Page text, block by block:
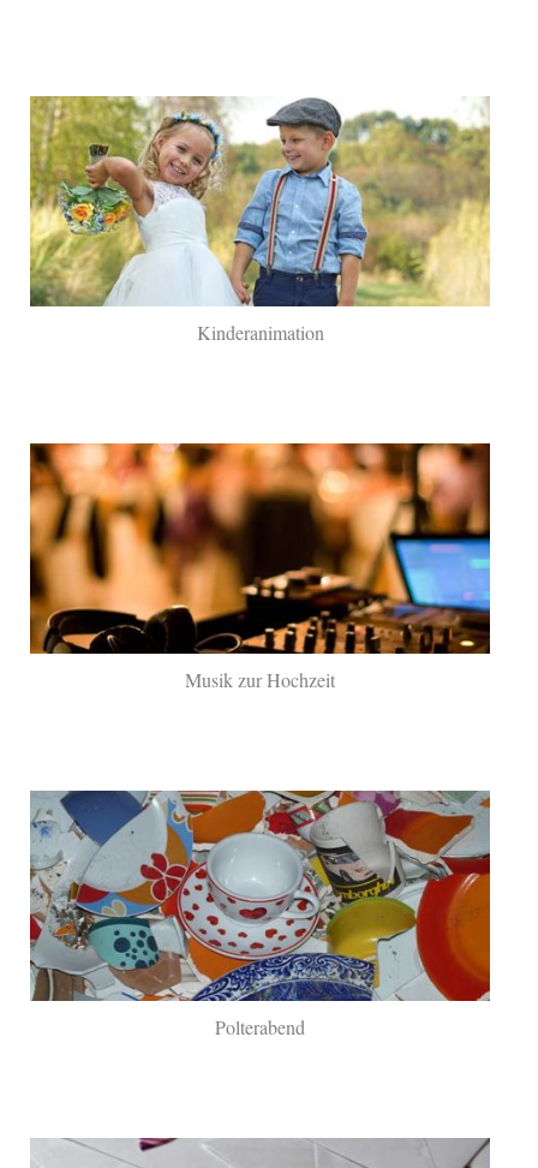
Kinderanimation
Musik zur Hochzeit
Polterabend